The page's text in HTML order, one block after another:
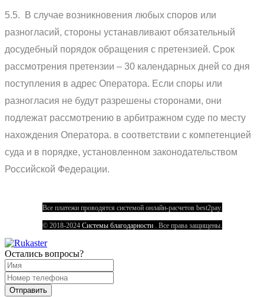
5.5. В случае возникновения любых споров или
разногласий, стороны устанавливают обязательный
досудебный порядок обращения с претензией. Срок
рассмотрения претензии – 30 календарных дней со дня
поступления в адрес Оператора. Если споры или
разногласия не будут разрешены сторонами, они
подлежат рассмотрению в арбитражном суде по месту
нахождения Оператора. в соответствии с компетенцией
суда и в порядке, установленном законодательством
Российской Федерации.
Все платежи проводятся системой онлайн-расчетов best2pay.
© 2018-2024 Системы благодарности. Все права защищены.
Остались вопросы?